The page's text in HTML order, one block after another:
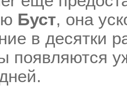
Буст, она
в десятки
появляются